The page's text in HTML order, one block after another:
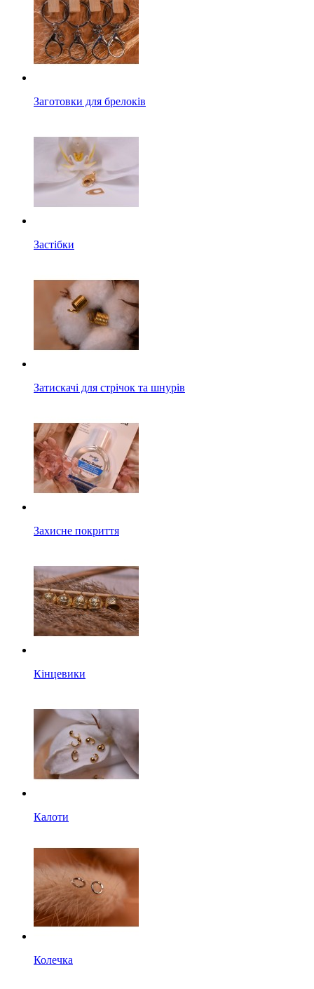
Заготовки для брелоків
Застібки
Затискачі для стрічок та шнурів
Захисне покриття
Кінцевики
Калоти
Колечка